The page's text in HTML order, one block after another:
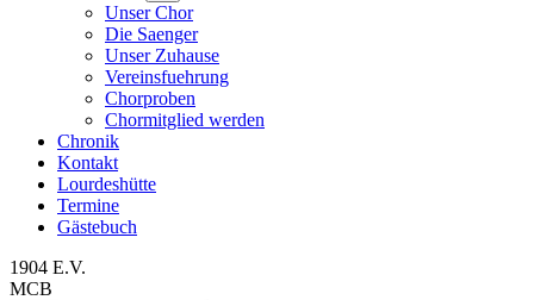
Unser Chor
Die Saenger
Unser Zuhause
Vereinsfuehrung
Chorproben
Chormitglied werden
Chronik
Kontakt
Lourdeshütte
Termine
Gästebuch
1904 E.V.
MCB